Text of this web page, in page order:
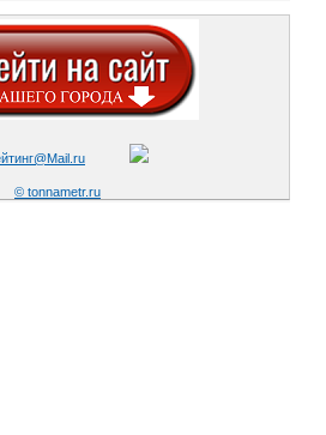
© tonnametr.ru